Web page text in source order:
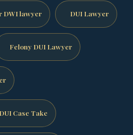
DWI lawyer DUI Lawyer
Felony DUI Lawyer
Case Take